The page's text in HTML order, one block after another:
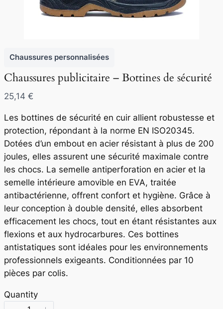
Chaussures personnalisées
Chaussures publicitaire – Bottines de sécurité
N
w
25,14 €
Les bottines de sécurité en cuir allient robustesse et
protection, répondant à la norme EN ISO20345.
Dotées d’un embout en acier résistant à plus de 200
joules, elles assurent une sécurité maximale contre
les chocs. La semelle antiperforation en acier et la
semelle intérieure amovible en EVA, traitée
antibactérienne, offrent confort et hygiène. Grâce à
leur conception à double densité, elles absorbent
efficacement les chocs, tout en étant résistantes aux
flexions et aux hydrocarbures. Ces bottines
antistatiques sont idéales pour les environnements
professionnels exigeants. Conditionnées par 10
pièces par colis.
Quantity